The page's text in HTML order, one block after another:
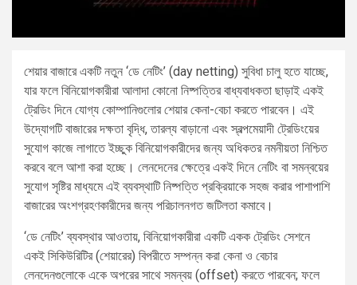
শেয়ার বাজারে একটি নতুন ‘ডে নেটিং’ (day netting) সুবিধা চালু হতে যাচ্ছে,
যার ফলে বিনিয়োগকারীরা আলাদা কোনো নিষ্পত্তির বাধ্যবাধকতা ছাড়াই একই
ট্রেডিং দিনে যোগ্য কোম্পানিগুলোর শেয়ার কেনা-বেচা করতে পারবেন। এই
উদ্যোগটি বাজারের দক্ষতা বৃদ্ধি, তারল্য বাড়ানো এবং স্বল্পমেয়াদী ট্রেডিংয়ের
সুযোগ কাজে লাগাতে ইচ্ছুক বিনিয়োগকারীদের জন্য অধিকতর নমনীয়তা নিশ্চিত
করবে বলে আশা করা হচ্ছে। লেনদেনের ক্ষেত্রে একই দিনে নেটিং বা সমন্বয়ের
সুযোগ সৃষ্টির মাধ্যমে এই ব্যবস্থাটি নিষ্পত্তি প্রক্রিয়াকে সহজ করার পাশাপাশি
বাজারের অংশগ্রহণকারীদের জন্য পরিচালনগত জটিলতা কমাবে।
‘ডে নেটিং’ ব্যবস্থার আওতায়, বিনিয়োগকারীরা একটি একক ট্রেডিং সেশনে
একই সিকিউরিটির (শেয়ারের) বিপরীতে সম্পন্ন করা কেনা ও বেচার
লেনদেনগুলোকে একে অপরের সাথে সমন্বয় (offset) করতে পারবেন; ফলে